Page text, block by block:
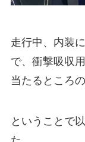
走行中、内装
で、衝撃吸収
当たるところ
ということで